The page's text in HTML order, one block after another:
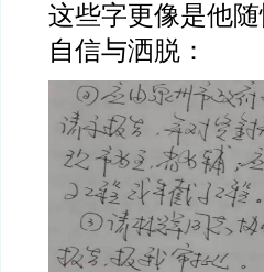
这些字更像是他
自信与洒脱：